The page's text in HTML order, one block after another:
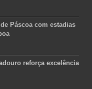
Páscoa com estadias
reforça excelência